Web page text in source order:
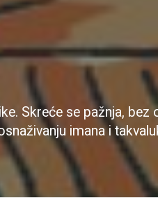
Skreće se pažnja, bez
imana i